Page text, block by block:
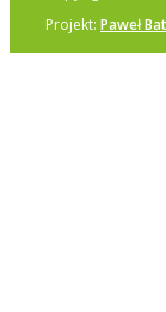
Projekt: Paweł